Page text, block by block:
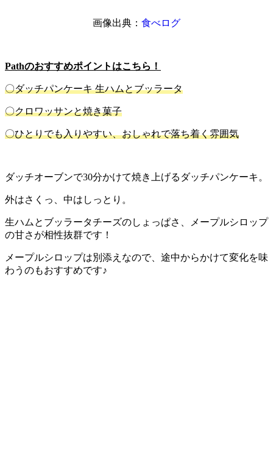
画像出典： 食べログ
Pathのおすすめポイントはこちら！
〇ダッチパンケーキ 生ハムとブッラータ
〇クロワッサンと焼き菓子
〇ひとりでも入りやすい、おしゃれで落ち着く雰囲気
ダッチオーブンで30分かけて焼き上げるダッチパンケーキ。
外はさくっ、中はしっとり。
生ハムとブッラータチーズのしょっぱさ、メープルシロップ
の甘さが相性抜群です！
メープルシロップは別添えなので、途中からかけて変化を味
わうのもおすすめです♪